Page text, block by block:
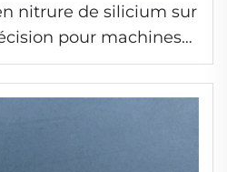
nitrure de silicium sur
pour machines